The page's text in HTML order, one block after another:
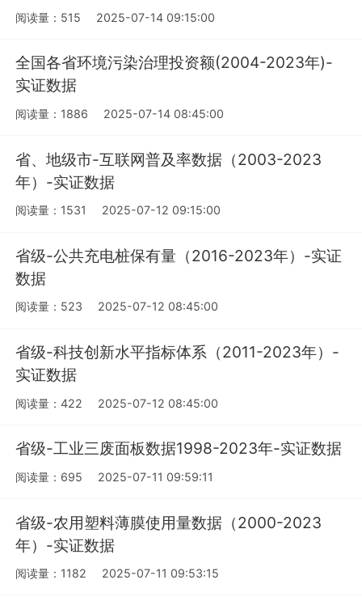
阅读量：515 2025-07-14 09:15:00
全国各省环境污染治理投资额(2004-2023年)-
实证数据
阅读量：1886 2025-07-14 08:45:00
省、地级市-互联网普及率数据（2003-2023
年）-实证数据
阅读量：1531 2025-07-12 09:15:00
省级-公共充电桩保有量（2016-2023年）-实证
数据
阅读量：523 2025-07-12 08:45:00
省级-科技创新水平指标体系（2011-2023年）-
实证数据
阅读量：422 2025-07-12 08:45:00
省级-工业三废面板数据1998-2023年-实证数据
阅读量：695 2025-07-11 09:59:11
省级-农用塑料薄膜使用量数据（2000-2023
年）-实证数据
阅读量：1182 2025-07-11 09:53:15